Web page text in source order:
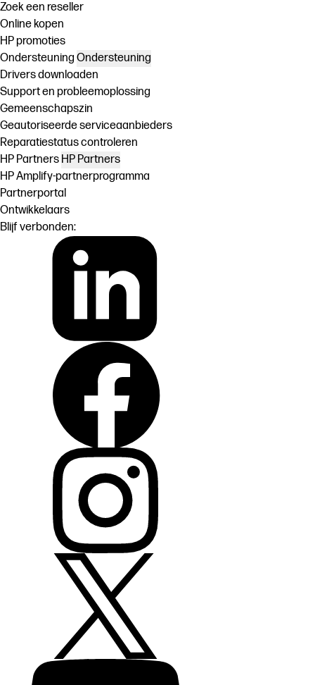
Zoek een reseller
Online kopen
HP promoties
Ondersteuning Ondersteuning
Drivers downloaden
Support en probleemoplossing
Gemeenschapszin
Geautoriseerde serviceaanbieders
Reparatiestatus controleren
HP Partners HP Partners
HP Amplify-partnerprogramma
Partnerportal
Ontwikkelaars
Blijf verbonden: